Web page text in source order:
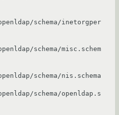
schema/inetorgper
schema/misc.schem
schema/nis.schema
schema/openldap.s